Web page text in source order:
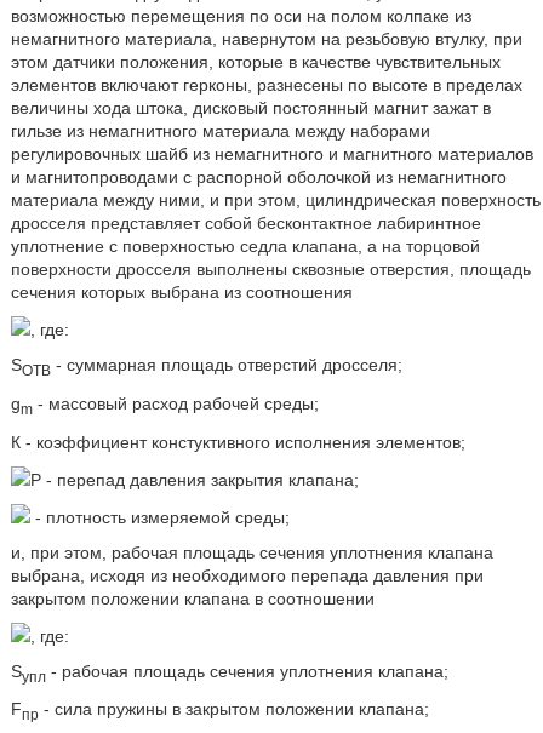
возможностью перемещения по оси на полом колпаке из
немагнитного материала, навернутом на резьбовую втулку, при
этом датчики положения, которые в качестве чувствительных
элементов включают герконы, разнесены по высоте в пределах
величины хода штока, дисковый постоянный магнит зажат в
гильзе из немагнитного материала между наборами
регулировочных шайб из немагнитного и магнитного материалов
и магнитопроводами с распорной оболочкой из немагнитного
материала между ними, и при этом, цилиндрическая поверхность
дросселя представляет собой бесконтактное лабиринтное
уплотнение с поверхностью седла клапана, а на торцовой
поверхности дросселя выполнены сквозные отверстия, площадь
сечения которых выбрана из соотношения
, где:
SОТВ - суммарная площадь отверстий дросселя;
gm - массовый расход рабочей среды;
К - коэффициент констуктивного исполнения элементов;
Р - перепад давления закрытия клапана;
- плотность измеряемой среды;
и, при этом, рабочая площадь сечения уплотнения клапана
выбрана, исходя из необходимого перепада давления при
закрытом положении клапана в соотношении
, где:
Sупл- рабочая площадь сечения уплотнения клапана;
Fпр - сила пружины в закрытом положении клапана;